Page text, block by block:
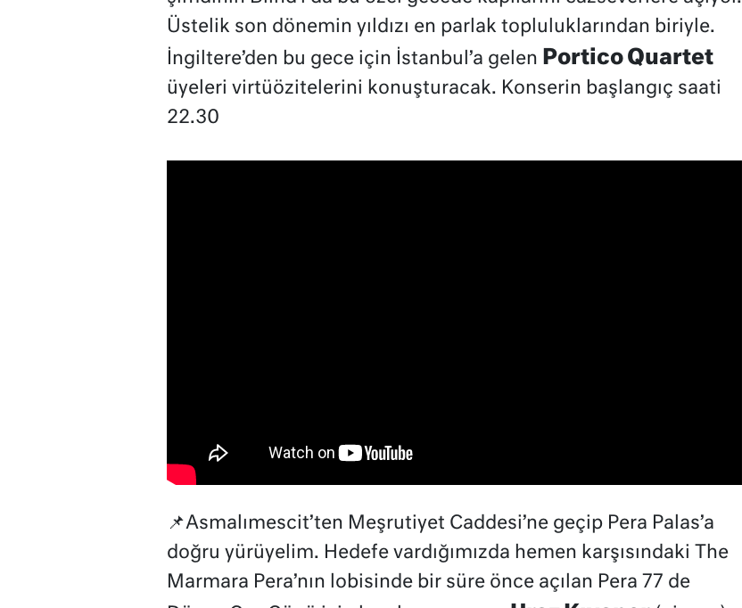
Üstelik son dönemin yıldızı en parlak topluluklarından biriyle.
İngiltere’den bu gece için İstanbul’a gelen Portico Quartet
üyeleri virtüözitelerini konuşturacak. Konserin başlangıç saati
22.30
📌Asmalımescit’ten Meşrutiyet Caddesi’ne geçip Pera Palas’a
doğru yürüyelim. Hedefe vardığımızda hemen karşısındaki The
Marmara Pera’nın lobisinde bir süre önce açılan Pera 77 de